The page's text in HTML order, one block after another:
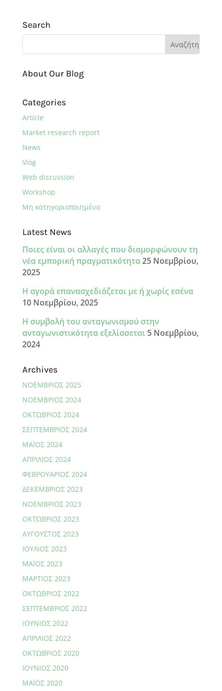
Search
About Our Blog
Categories
Article
Market research report
News
Vlog
Web discussion
Workshop
Μη κατηγοριοποιημένο
Latest News
Ποιες είναι οι αλλαγές που διαμορφώνουν τη
νέα εμπορική πραγματικότητα25 Νοεμβρίου,
2025
Η αγορά επανασχεδιάζεται με ή χωρίς εσένα
10 Νοεμβρίου, 2025
Η συμβολή του ανταγωνισμού στην
ανταγωνιστικότητα εξελίσσεται 5 Νοεμβρίου,
2024
Archives
ΝΟΈΜΒΡΙΟΣ 2025
ΝΟΈΜΒΡΙΟΣ 2024
ΟΚΤΏΒΡΙΟΣ 2024
ΣΕΠΤΈΜΒΡΙΟΣ 2024
ΜΆΙΟΣ 2024
ΑΠΡΊΛΙΟΣ 2024
ΦΕΒΡΟΥΆΡΙΟΣ 2024
ΔΕΚΈΜΒΡΙΟΣ 2023
ΝΟΈΜΒΡΙΟΣ 2023
ΟΚΤΏΒΡΙΟΣ 2023
ΑΎΓΟΥΣΤΟΣ 2023
ΙΟΎΛΙΟΣ 2023
ΜΆΙΟΣ 2023
ΜΆΡΤΙΟΣ 2023
ΟΚΤΏΒΡΙΟΣ 2022
ΣΕΠΤΈΜΒΡΙΟΣ 2022
ΙΟΎΝΙΟΣ 2022
ΑΠΡΊΛΙΟΣ 2022
ΟΚΤΏΒΡΙΟΣ 2020
ΙΟΎΝΙΟΣ 2020
ΜΆΙΟΣ 2020